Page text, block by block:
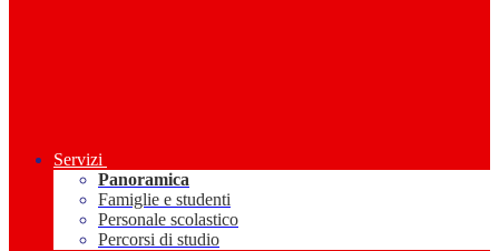
Servizi
Panoramica
Famiglie e studenti
Personale scolastico
Percorsi di studio